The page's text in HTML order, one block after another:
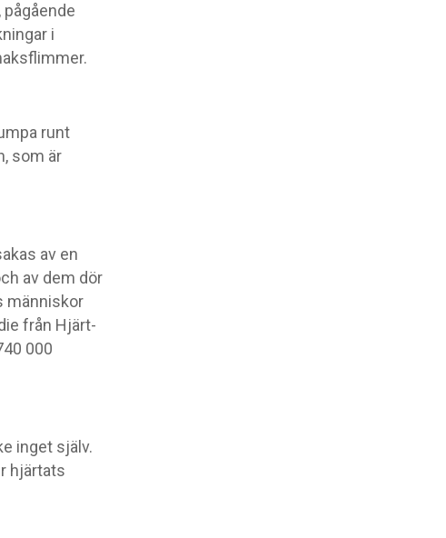
i
runt
som är
av en
av dem dör
människor
från Hjärt-
000
inget själv.
hjärtats